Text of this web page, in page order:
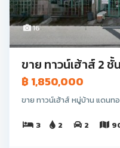
16
ขาย ทาวน์เฮ้าส์ 2 ชั้
฿ 1,850,000
ขาย ทาวน์เฮ้าส์ หมู่บ้าน แดนท
3 2 2